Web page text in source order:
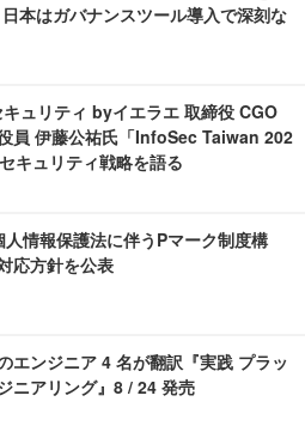
本はガバナンスツール導入で深刻な
ュリティ byイエラエ 取締役 CGO
員 伊藤公祐氏「InfoSec Taiwan 202
キュリティ戦略を語る
情報保護法に伴うPマーク制度構
応方針を公表
エンジニア 4 名が翻訳『実践 プラッ
ニアリング』8 / 24 発売